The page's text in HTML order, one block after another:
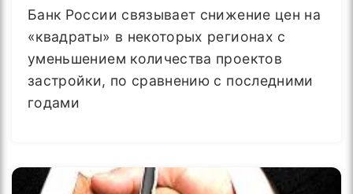
Банк России связывает снижение цен на
«квадраты» в некоторых регионах с
уменьшением количества проектов
застройки, по сравнению с последними
годами